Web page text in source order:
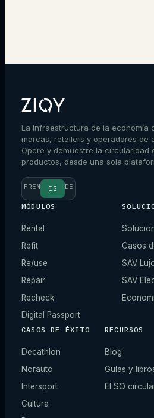
La infraestructura de la economía
marcas, retailers y operadores de
Opere y demuestre la circularidad
productos, desde una sola
FREN ES DE
MÓDULOS
Rental
Refit
Re/use
Repair
Recheck
Digital Passport
Casos
SAV
SAV
CASOS DE ÉXITO
Decathlon
Norauto
Intersport
Cultura
RECURSOS
Blog
Guías y
El SO